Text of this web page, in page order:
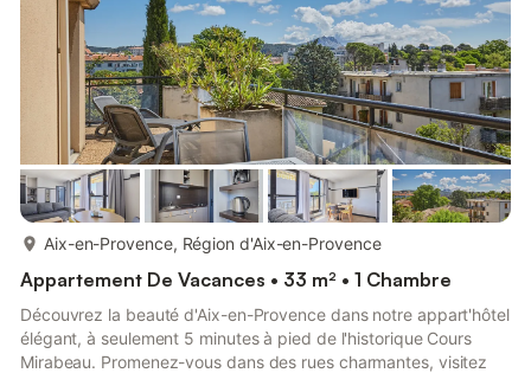
Aix-en-Provence, Région d'Aix-en-Provence
Appartement De Vacances • 33 m² • 1 Chambre
Découvrez la beauté d'Aix-en-Provence dans notre appart'hôtel
élégant, à seulement 5 minutes à pied de l'historique Cours
Mirabeau. Promenez-vous dans des rues charmantes, visitez